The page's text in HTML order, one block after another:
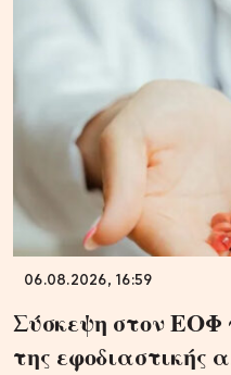
06.08.2026, 16:59
Σύσκεψη στον ΕΟΦ
της